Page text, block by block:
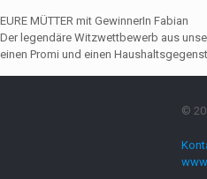
EURE MÜTTER mit GewinnerIn Fabian
Der legendäre Witzwettbewerb aus
einen Promi und einen
©